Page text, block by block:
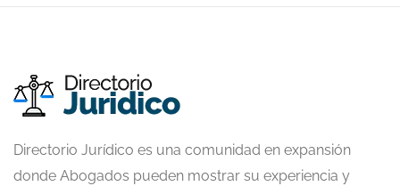
Directorio Jurídico es una comunidad en expansión
donde Abogados pueden mostrar su experiencia y